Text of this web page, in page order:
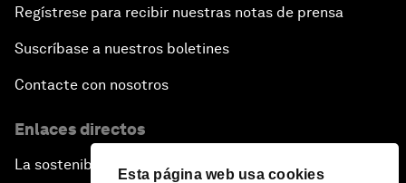
Esta página web usa cookies
Regístrese para recibir nuestras notas de prensa
Suscríbase a nuestros boletines
Contacte con nosotros
Enlaces directos
La sostenibilidad en el Foro